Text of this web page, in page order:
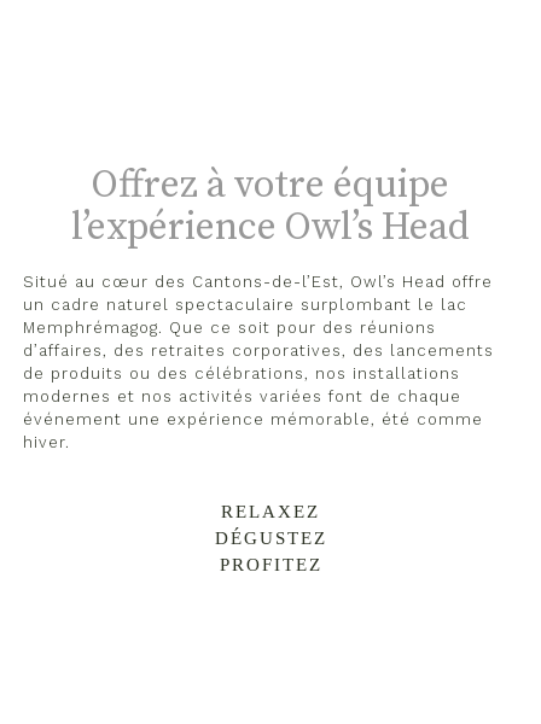
Offrez à votre équipe
l’expérience Owl’s Head
Situé au cœur des Cantons-de-l’Est, Owl’s Head offre
un cadre naturel spectaculaire surplombant le lac
Memphrémagog. Que ce soit pour des réunions
d’affaires, des retraites corporatives, des lancements
de produits ou des célébrations, nos installations
modernes et nos activités variées font de chaque
événement une expérience mémorable, été comme
hiver.​
RELAXEZ
DÉGUSTEZ
PROFITEZ